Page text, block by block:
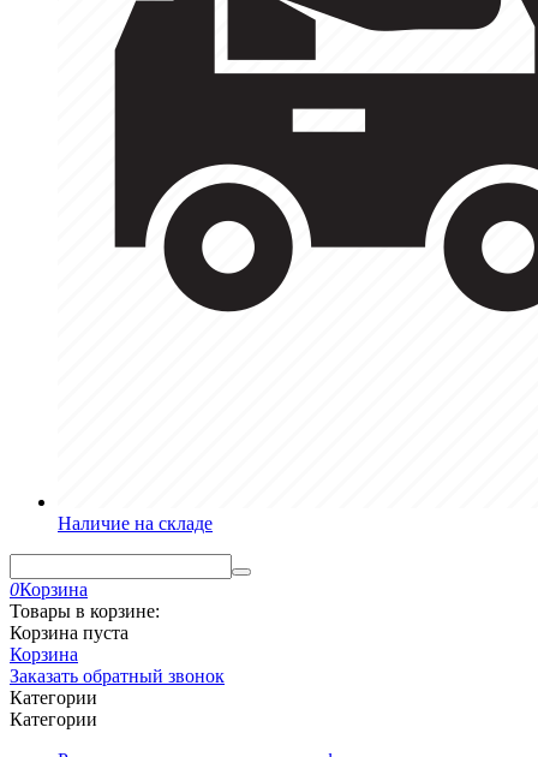
Наличие на складе
0Корзина
Товары в корзине:
Корзина пуста
Корзина
Заказать обратный звонок
Категории
Категории